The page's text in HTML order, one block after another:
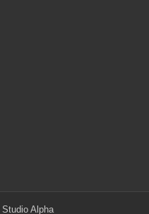
Studio Alpha